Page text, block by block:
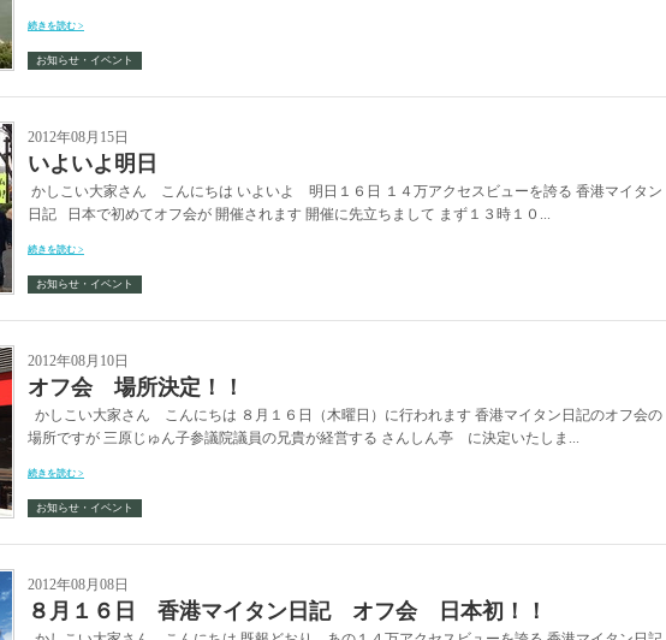
続きを読む >
お知らせ・イベント
2012年08月15日
いよいよ明日
かしこい大家さん こんにちは いよいよ 明日１６日 １４万アクセスビューを誇る 香港マイタン
日記 日本で初めてオフ会が 開催されます 開催に先立ちまして まず１３時１０...
続きを読む >
お知らせ・イベント
2012年08月10日
オフ会 場所決定！！
かしこい大家さん こんにちは ８月１６日（木曜日）に行われます 香港マイタン日記のオフ会の
場所ですが 三原じゅん子参議院議員の兄貴が経営する さんしん亭 に決定いたしま...
続きを読む >
お知らせ・イベント
2012年08月08日
８月１６日 香港マイタン日記 オフ会 日本初！！